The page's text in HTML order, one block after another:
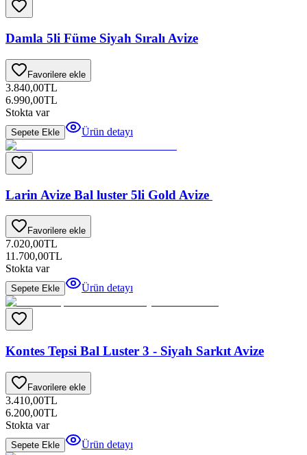
Damla 5li Füme Siyah Sıralı Avize
Favorilere ekle
3.840,00TL
6.990,00TL
Stokta var
Sepete Ekle Ürün detayı
Larin Avize Bal luster 5li Gold Avize
Favorilere ekle
7.020,00TL
11.700,00TL
Stokta var
Sepete Ekle Ürün detayı
Kontes Tepsi Bal Luster 3 - Siyah Sarkıt Avize
Favorilere ekle
3.410,00TL
6.200,00TL
Stokta var
Sepete Ekle Ürün detayı